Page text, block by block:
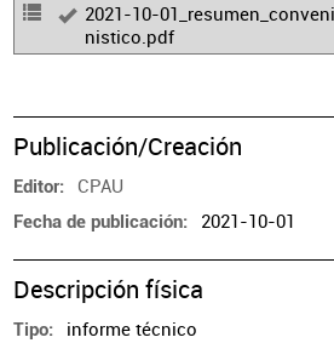
2021-10-
nistico.pdf
Publicación/Creación
Editor CPAU
Fecha de publicación 2021-10-01
Descripción física
Tipo informe técnico